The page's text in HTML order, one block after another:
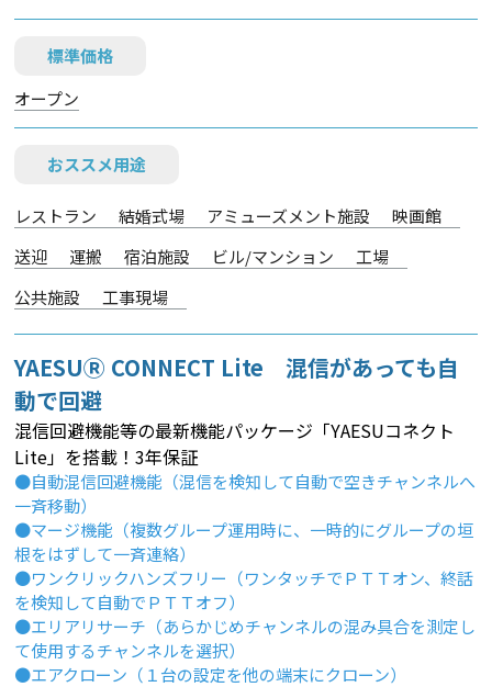
標準価格
オープン
おススメ用途
レストラン 結婚式場 アミューズメント施設
映画館
送迎
運搬 宿泊施設 ビル/マンション
工場
公共施設
工事現場
YAESUⓇ CONNECT Lite 混信があっても自
動で回避
混信回避機能等の最新機能パッケージ「YAESUコネクト
Lite」を搭載！3年保証
●自動混信回避機能（混信を検知して自動で空きチャンネルへ
一斉移動）
●マージ機能（複数グループ運用時に、一時的にグループの垣
根をはずして一斉連絡）
●ワンクリックハンズフリー（ワンタッチでＰＴＴオン、終話
を検知して自動でＰＴＴオフ）
●エリアリサーチ（あらかじめチャンネルの混み具合を測定し
て使用するチャンネルを選択）
●エアクローン（１台の設定を他の端末にクローン）